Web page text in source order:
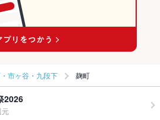
市ヶ谷・九段下 麹町
2026